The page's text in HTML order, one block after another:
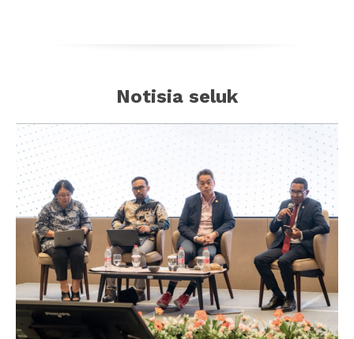
Notisia seluk